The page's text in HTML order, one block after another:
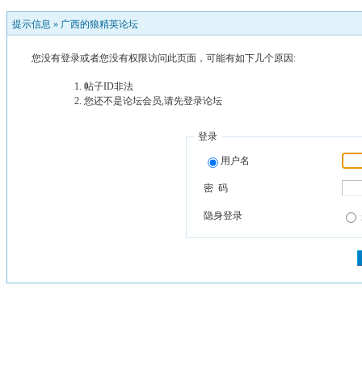
提示信息 » 广西的狼精英论坛
您没有登录或者您没有权限访问此页面，可能有如下几个原因:
帖子ID非法
您还不是论坛会员,请先登录论坛
登录
用户名
密 码
隐身登录